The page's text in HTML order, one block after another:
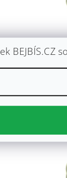
BEJBÍS.CZ